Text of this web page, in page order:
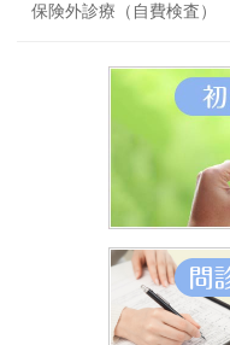
保険外診療（自費検査）